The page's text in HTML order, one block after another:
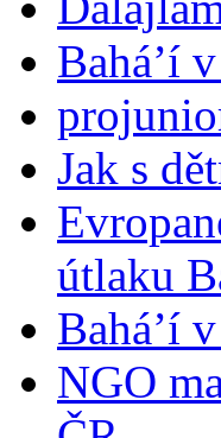
Bahá’í
Jak s
útlaku
Bahá’í
NGO